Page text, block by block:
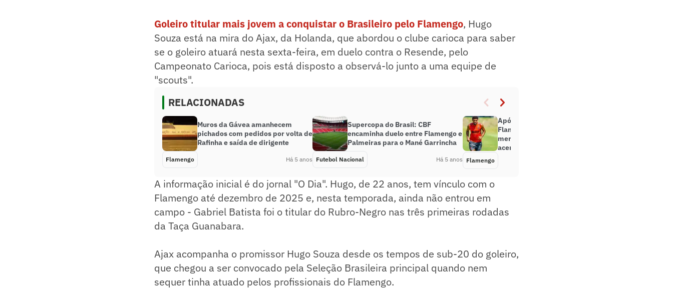
Goleiro titular mais jovem a conquistar o Brasileiro pelo Flamengo, Hugo
Souza está na mira do Ajax, da Holanda, que abordou o clube carioca para saber
se o goleiro atuará nesta sexta-feira, em duelo contra o Resende, pelo
Campeonato Carioca, pois está disposto a observá-lo junto a uma equipe de
"scouts".
RELACIONADAS
Muros da Gávea amanhecem
pichados com pedidos por volta de
Rafinha e saída de dirigente
Flamengo Há 5 anos
Supercopa do Brasil: CBF
encaminha duelo entre Flamengo e
Palmeiras para o Mané Garrincha
Futebol Nacional Há 5 anos
Após decepções recentes,
Flamengo prega cautela no
mercado e busca repetir índice de
acertos de 2019
Flamengo
A informação inicial é do jornal "O Dia". Hugo, de 22 anos, tem vínculo com o
Flamengo até dezembro de 2025 e, nesta temporada, ainda não entrou em
campo - Gabriel Batista foi o titular do Rubro-Negro nas três primeiras rodadas
da Taça Guanabara.
Ajax acompanha o promissor Hugo Souza desde os tempos de sub-20 do goleiro,
que chegou a ser convocado pela Seleção Brasileira principal quando nem
sequer tinha atuado pelos profissionais do Flamengo.